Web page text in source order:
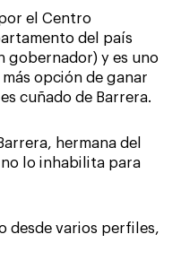
el Centro
del país
gobernador) y es uno
opción de ganar
cuñado de Barrera.
hermana del
lo inhabilita para
desde varios perfiles,